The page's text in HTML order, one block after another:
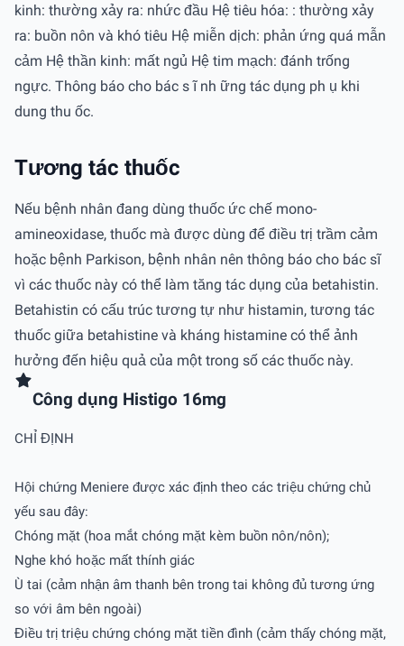
kinh: thường xảy ra: nhức đầu Hệ tiêu hóa: : thường xảy
ra: buồn nôn và khó tiêu Hệ miễn dịch: phản ứng quá mẫn
cảm Hệ thần kinh: mất ngủ Hệ tim mạch: đánh trống
ngực. Thông báo cho bác s ĩ nh ững tác dụng ph ụ khi
dung thu ốc.
Tương tác thuốc
Nếu bệnh nhân đang dùng thuốc ức chế mono-
amineoxidase, thuốc mà được dùng để điều trị trầm cảm
hoặc bệnh Parkison, bệnh nhân nên thông báo cho bác sĩ
vì các thuốc này có thể làm tăng tác dụng của betahistin.
Betahistin có cấu trúc tương tự như histamin, tương tác
thuốc giữa betahistine và kháng histamine có thể ảnh
hưởng đến hiệu quả của một trong số các thuốc này.
Công dụng Histigo 16mg
CHỈ ĐỊNH
Hội chứng Meniere được xác định theo các triệu chứng chủ
yếu sau đây:
Chóng mặt (hoa mắt chóng mặt kèm buồn nôn/nôn);
Nghe khó hoặc mất thính giác
Ù tai (cảm nhận âm thanh bên trong tai không đủ tương ứng
so với âm bên ngoài)
Điều trị triệu chứng chóng mặt tiền đình (cảm thấy chóng mặt,